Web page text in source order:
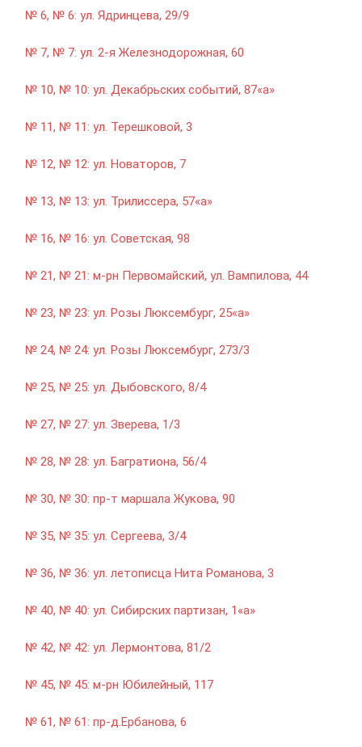
№ 6, № 6: ул. Ядринцева, 29/9
№ 7, № 7: ул. 2-я Железнодорожная, 60
№ 10, № 10: ул. Декабрьских событий, 87«а»
№ 11, № 11: ул. Терешковой, 3
№ 12, № 12: ул. Новаторов, 7
№ 13, № 13: ул. Трилиссера, 57«а»
№ 16, № 16: ул. Советская, 98
№ 21, № 21: м-рн Первомайский, ул. Вампилова, 44
№ 23, № 23: ул. Розы Люксембург, 25«а»
№ 24, № 24: ул. Розы Люксембург, 273/3
№ 25, № 25: ул. Дыбовского, 8/4
№ 27, № 27: ул. Зверева, 1/3
№ 28, № 28: ул. Багратиона, 56/4
№ 30, № 30: пр-т маршала Жукова, 90
№ 35, № 35: ул. Сергеева, 3/4
№ 36, № 36: ул. летописца Нита Романова, 3
№ 40, № 40: ул. Сибирских партизан, 1«а»
№ 42, № 42: ул. Лермонтова, 81/2
№ 45, № 45: м-рн Юбилейный, 117
№ 61, № 61: пр-д.Ербанова, 6